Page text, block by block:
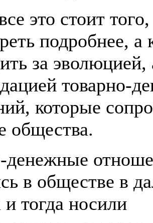
это стоит
подробнее, а
за эволюцией,
товарно-
которые
общества.
денежные
в обществе в
тогда носили